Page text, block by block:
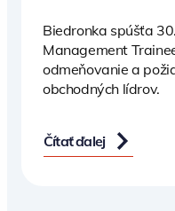
Biedronka spúšťa
Management
odmeňovanie a
obchodných lídrov.
Čítať ďalej